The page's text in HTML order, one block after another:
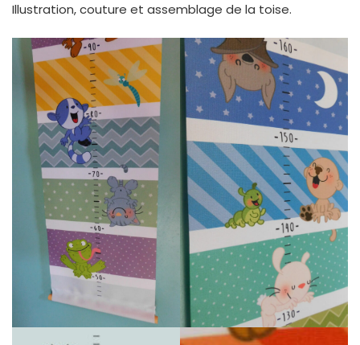
Illustration, couture et assemblage de la toise.